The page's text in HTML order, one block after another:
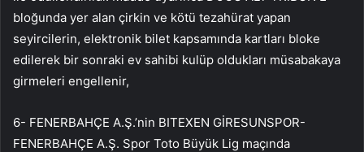
bloğunda yer alan çirkin ve kötü tezahürat yapan
seyircilerin, elektronik bilet kapsamında kartları bloke
edilerek bir sonraki ev sahibi kulüp oldukları müsabakaya
girmeleri engellenir,
6- FENERBAHÇE A.Ş.’nin BITEXEN GİRESUNSPOR-
FENERBAHÇE A.Ş. Spor Toto Büyük Lig maçında